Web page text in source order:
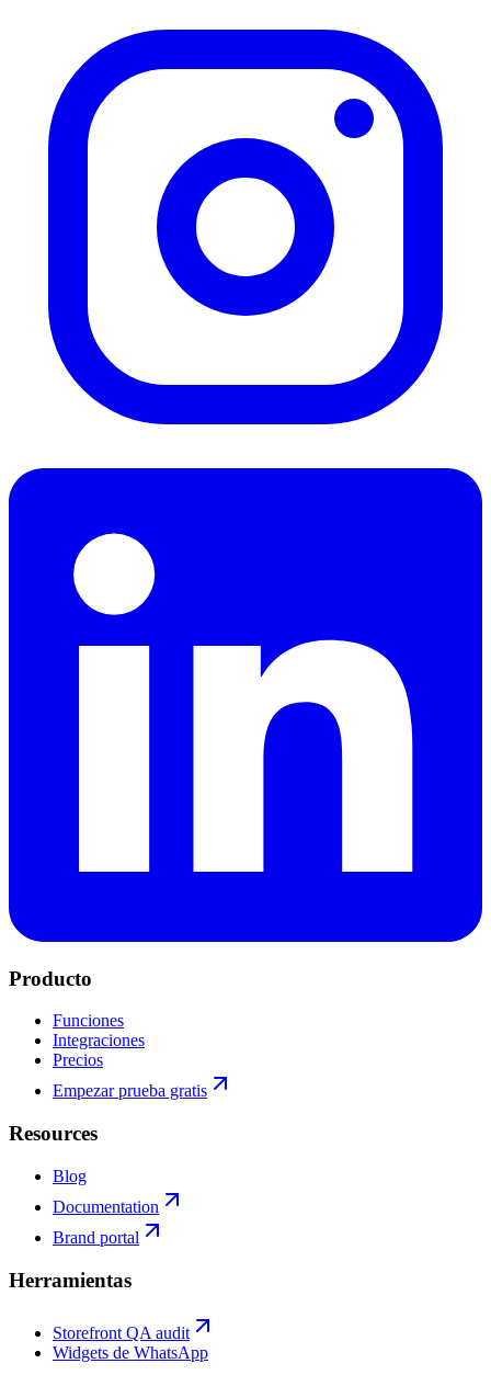
Producto
Funciones
Integraciones
Precios
Empezar prueba gratis
Resources
Blog
Documentation
Brand portal
Herramientas
Storefront QA audit
Widgets de WhatsApp